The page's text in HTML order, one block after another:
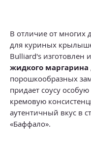
В отличие от многих
для куриных
Bulliard's изготовлен
жидкого маргарина
порошкообразных
придает соусу особую
кремовую
аутентичный вкус в
«Баффало».